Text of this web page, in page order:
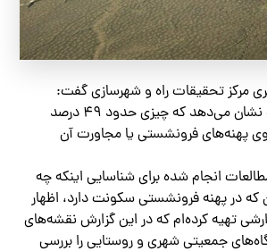
مرکز تحقیقات راه‌ و شهرسازی گفت:
محاسبات انجام شده نشان می‌دهد که چیزی حدود ۴٩ درصد
پهنه‌های فرونشستی یا مجاورت آن
انجام شده برای شناسایی اینکه چه
که در پهنه فرونشستی سکونت دارد، اظهار
تهیه کرده‌ام که در این گزارش نقشه‌های
جمعیتی شهری و روستایی را بررسی